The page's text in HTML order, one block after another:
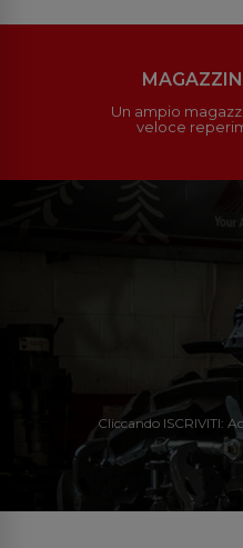
Un ampio
veloce
Cliccando ISCRIVITI: